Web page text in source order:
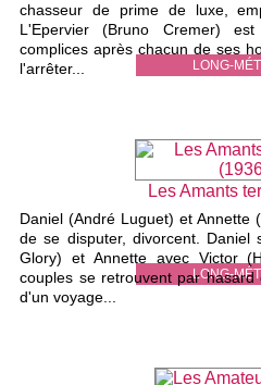
LONG-
chasseur de prime de luxe,
L'Epervier (Bruno Cremer)
complices après chacun de ses
l'arrêter...
LONG-
Les Amants
Daniel (André Luguet) et Annette
de se disputer, divorcent. Daniel
Glory) et Annette avec Victor
couples se retrouvent par
d'un voyage...